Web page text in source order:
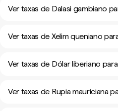
Ver taxas de Dalasi gambiano
Ver taxas de Xelim queniano
Ver taxas de Dólar liberiano
Ver taxas de Rupia mauriciana